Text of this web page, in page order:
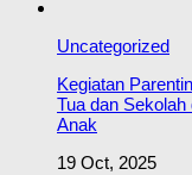
Uncategorized
Kegiatan
Tua dan
Anak
19 Oct, 2025